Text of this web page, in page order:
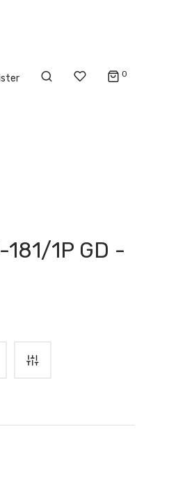
0
1P GD -